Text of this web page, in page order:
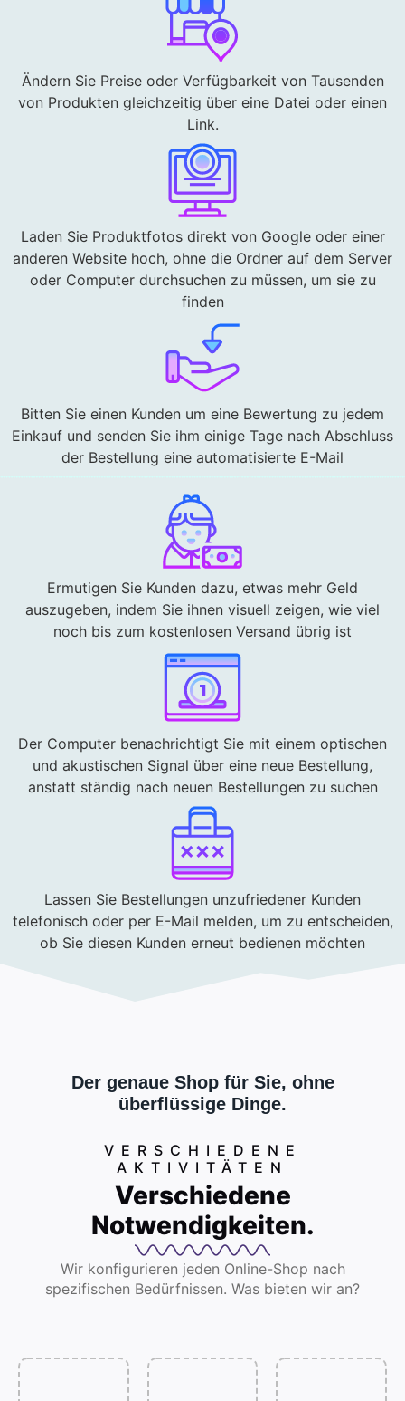
Ändern Sie Preise oder Verfügbarkeit von Tausenden
von Produkten gleichzeitig über eine Datei oder einen
Link.
Laden Sie Produktfotos direkt von Google oder einer
anderen Website hoch, ohne die Ordner auf dem Server
oder Computer durchsuchen zu müssen, um sie zu
finden
Bitten Sie einen Kunden um eine Bewertung zu jedem
Einkauf und senden Sie ihm einige Tage nach Abschluss
der Bestellung eine automatisierte E-Mail
Ermutigen Sie Kunden dazu, etwas mehr Geld
auszugeben, indem Sie ihnen visuell zeigen, wie viel
noch bis zum kostenlosen Versand übrig ist
Der Computer benachrichtigt Sie mit einem optischen
und akustischen Signal über eine neue Bestellung,
anstatt ständig nach neuen Bestellungen zu suchen
Lassen Sie Bestellungen unzufriedener Kunden
telefonisch oder per E-Mail melden, um zu entscheiden,
ob Sie diesen Kunden erneut bedienen möchten
Der genaue Shop für Sie, ohne
überflüssige Dinge.
VERSCHIEDENE
AKTIVITÄTEN
Verschiedene
Notwendigkeiten.
Wir konfigurieren jeden Online-Shop nach
spezifischen Bedürfnissen. Was bieten wir an?